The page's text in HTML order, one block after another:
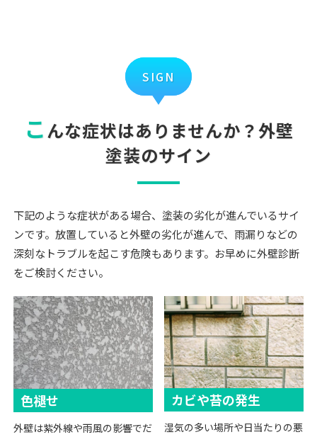
SIGN
こ んな症状はありませんか？外壁
塗装のサイン
下記のような症状がある場合、塗装の劣化が進んでいるサイ
ンです。放置していると外壁の劣化が進んで、雨漏りなどの
深刻なトラブルを起こす危険もあります。お早めに外壁診断
をご検討ください。
色褪せ
外壁は紫外線や雨風の影響でだ
カビや苔の発生
湿気の多い場所や日当たりの悪